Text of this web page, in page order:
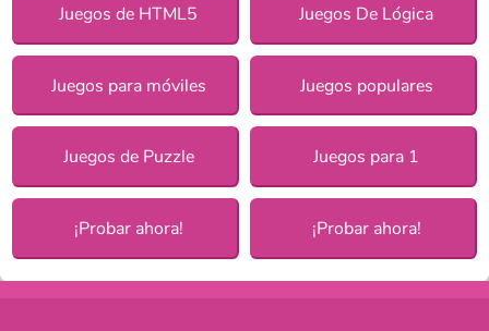
Juegos de HTML5 Juegos De Lógica
Juegos para móviles Juegos populares
Juegos de Puzzle Juegos para 1
¡Probar ahora! ¡Probar ahora!